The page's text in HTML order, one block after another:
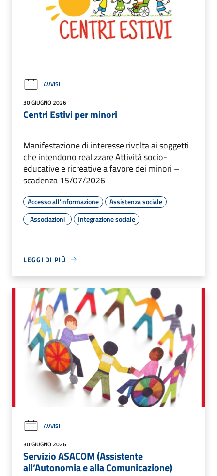
AVVISI
30 GIUGNO 2026
Centri Estivi per minori
Manifestazione di interesse rivolta ai soggetti
che intendono realizzare Attività socio-
educative e ricreative a favore dei minori –
scadenza 15/07/2026
Accesso all'informazione
Assistenza sociale
Associazioni
Integrazione sociale
LEGGI DI PIÙ
AVVISI
30 GIUGNO 2026
Servizio ASACOM (Assistente
all’Autonomia e alla Comunicazione)